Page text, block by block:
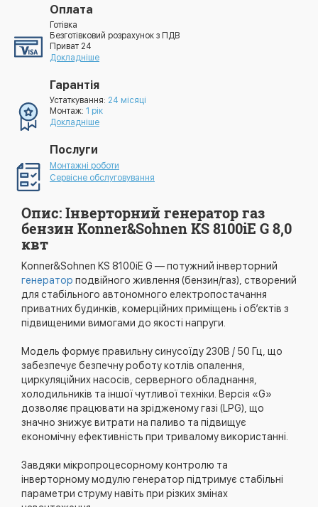
Оплата
Готівка
Безготівковий розрахунок з ПДВ
Приват 24
Докладніше
Гарантія
Устаткування: 24 місяці
Монтаж: 1 рік
Докладніше
Послуги
Монтажні роботи
Сервісне обслуговування
Опис: Інверторний генератор газ
бензин Konner&Sohnen KS 8100iE G 8,0
квт
Konner&Sohnen KS 8100iE G — потужний інверторний
генератор подвійного живлення (бензин/газ), створений
для стабільного автономного електропостачання
приватних будинків, комерційних приміщень і об’єктів з
підвищеними вимогами до якості напруги.
Модель формує правильну синусоїду 230В / 50 Гц, що
забезпечує безпечну роботу котлів опалення,
циркуляційних насосів, серверного обладнання,
холодильників та іншої чутливої техніки. Версія «G»
дозволяє працювати на зрідженому газі (LPG), що
значно знижує витрати на паливо та підвищує
економічну ефективність при тривалому використанні.
Завдяки мікропроцесорному контролю та
інверторному модулю генератор підтримує стабільні
параметри струму навіть при різких змінах